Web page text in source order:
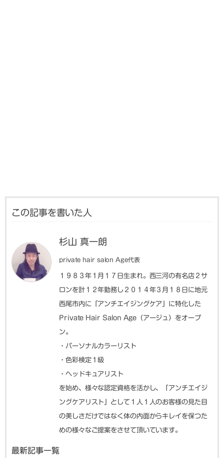
この記事を書いた人
杉山 真一朗
private hair salon Age代表
１９８３年１月１７日生まれ。西三河の有名店２サ
ロンを計１２年勤務し２０１４年３月１８日に地元
西尾市内に「アンチエイジングケア」に特化した
Private Hair Salon Age（アージュ）をオープ
ン。
・パーソナルカラーリスト
・色彩検定１級
・ヘッドキュアリスト
を始め、様々な認定資格を活かし、「アンチエイジ
ングケアリスト」として１人１人のお客様の見た目
の美しさだけではなく体の内面からキレイを保つた
めの様々なご提案をさせて頂いています。
最新記事一覧